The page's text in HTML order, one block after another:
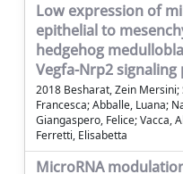
Low expression of
epithelial to
hedgehog
Vegfa-Nrp2 signaling
2018 Besharat, Zein Mersini;
Francesca; Abballe, Luana;
Giangaspero, Felice; Vacca,
Ferretti, Elisabetta
MicroRNA